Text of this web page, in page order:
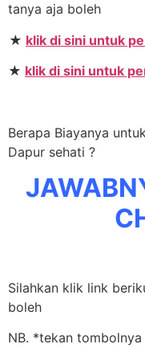
tanya aja boleh
★ klik di sini untuk
★ klik di sini untuk
Berapa Biayanya
Dapur sehati ?
Silahkan klik link
boleh
NB. *tekan